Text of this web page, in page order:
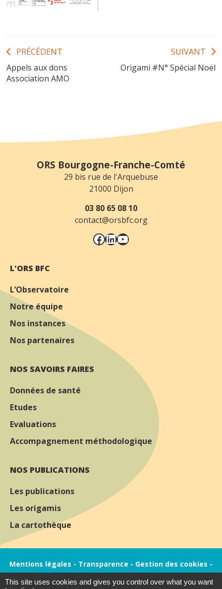
Navigation
de
PRÉCÉDENT
Appels aux dons
Association AMO
SUIVANT
Origami #N° Spécial Noël
ORS Bourgogne-Franche-Comté
29 bis rue de l'Arquebuse
21000 Dijon
03 80 65 08 10
contact@orsbfc.org
Facebook
LinkedIn
YouTube
L'ORS BFC
L’Observatoire
Notre équipe
Nos instances
Nos partenaires
NOS SAVOIRS FAIRES
Données de santé
Etudes
Evaluations
Accompagnement méthodologique
NOS PUBLICATIONS
Les publications
Les origamis
La cartothèque
Mentions légales - Transparence - Gestion des cookies -
This site uses cookies and gives you control over what you want